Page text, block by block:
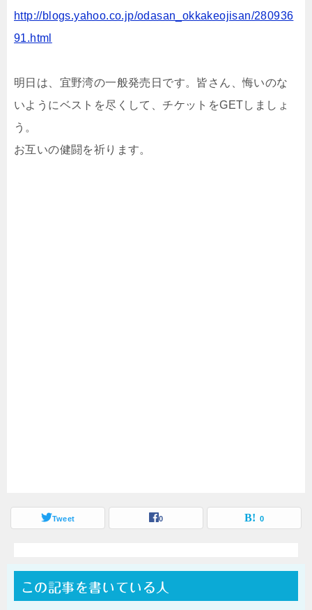
http://blogs.yahoo.co.jp/odasan_okkakeojisan/280936
91.html
明日は、宜野湾の一般発売日です。皆さん、悔いのな
いようにベストを尽くして、チケットをGETしましょ
う。
お互いの健闘を祈ります。
Tweet 0 0
この記事を書いている人